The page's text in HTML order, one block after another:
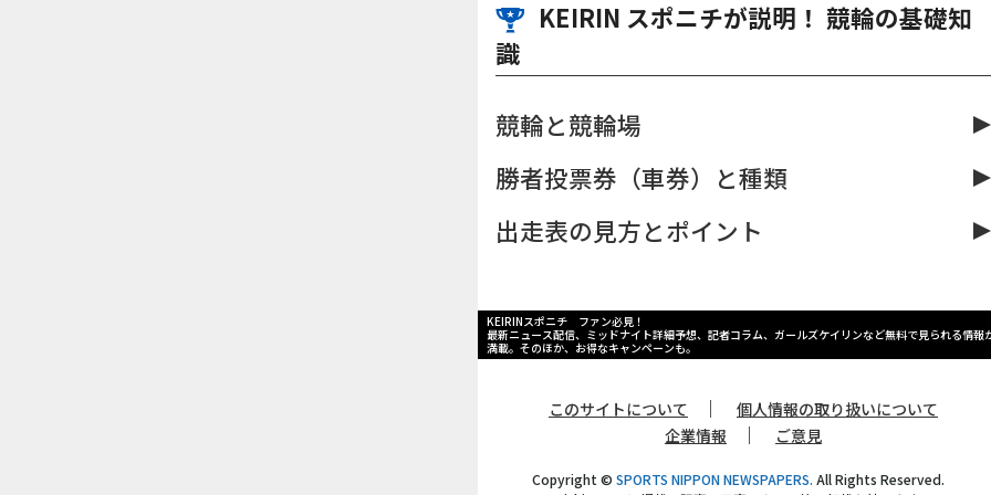
KEIRIN スポニチが説明！ 競輪の基礎知
識
競輪と競輪場
勝者投票券（車券）と種類
出走表の見方とポイント
KEIRINスポニチ ファン必見！
最新ニュース配信、ミッドナイト詳細予想、記者コラム、ガールズケイリンなど無料で見られる情報
満載。そのほか、お得なキャンペーンも。
このサイトについて ｜
個人情報の取り扱いについて
企業情報
｜ ご意見
Copyright © SPORTS NIPPON NEWSPAPERS. All Rights Reserved.